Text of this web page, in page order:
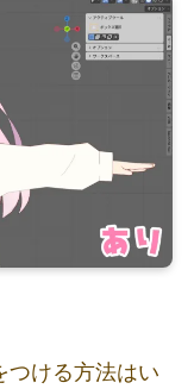
つける方法はい